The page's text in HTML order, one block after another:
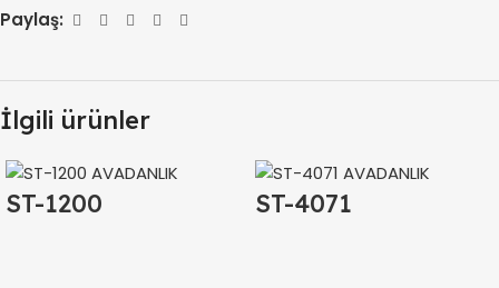
Paylaş:
İlgili ürünler
ST-1200
ST-4071